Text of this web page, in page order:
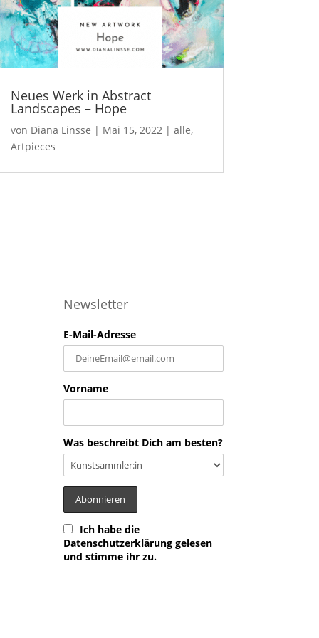
Neues Werk in Abstract
Landscapes – Hope
von Diana Linsse | Mai 15, 2022| alle,
Artpieces
Newsletter
E-Mail-Adresse
Vorname
Was beschreibt Dich am besten?
Ich habe die
Datenschutzerklärung gelesen
und stimme ihr zu.